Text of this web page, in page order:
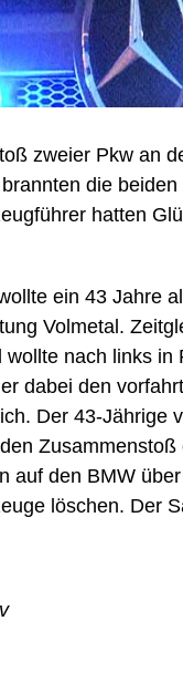
zweier Pkw an
die
hatten
ein 43 Jahre
Volmetal.
wollte nach links
dabei den
Der 43-Jährige
auf den BMW
löschen. Der